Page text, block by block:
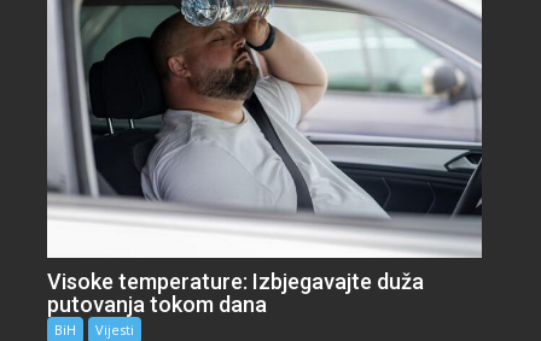
Visoke temperature: Izbjegavajte duža
putovanja tokom dana
BiH Vijesti